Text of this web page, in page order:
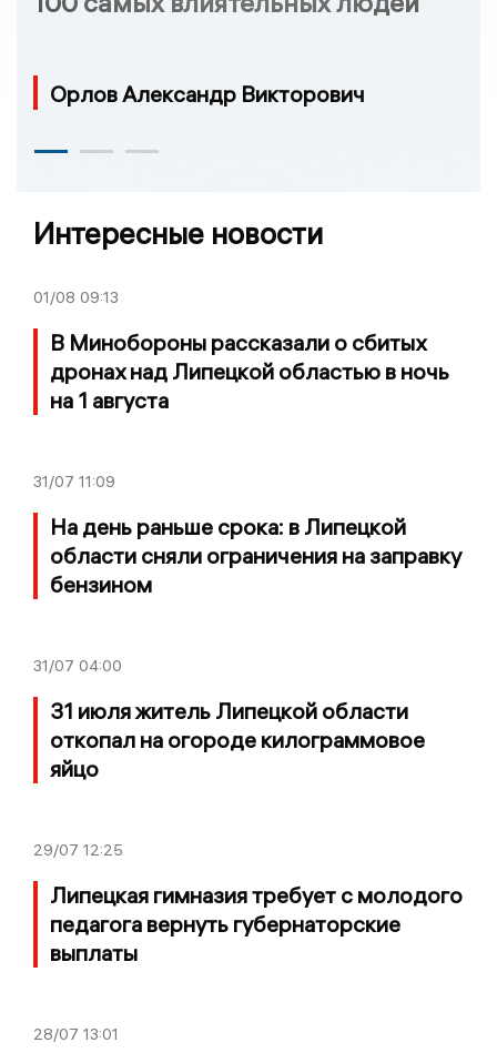
Орлов Александр Викторович
Интересные новости
01/08 09:13
В Минобороны рассказали о сбитых
дронах над Липецкой областью в ночь
на 1 августа
31/07 11:09
На день раньше срока: в Липецкой
области сняли ограничения на заправку
бензином
31/07 04:00
31 июля житель Липецкой области
откопал на огороде килограммовое
яйцо
29/07 12:25
Липецкая гимназия требует с молодого
педагога вернуть губернаторские
выплаты
28/07 13:01